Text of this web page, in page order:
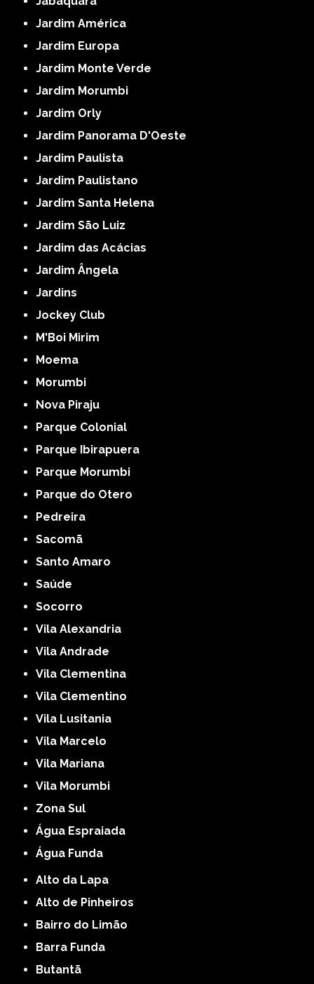
Jardim América
Jardim Europa
Jardim Monte Verde
Jardim Morumbi
Jardim Orly
Jardim Panorama D'Oeste
Jardim Paulista
Jardim Paulistano
Jardim Santa Helena
Jardim São Luiz
Jardim das Acácias
Jardim Ângela
Jardins
Jockey Club
M'Boi Mirim
Moema
Morumbi
Nova Piraju
Parque Colonial
Parque Ibirapuera
Parque Morumbi
Parque do Otero
Pedreira
Sacomã
Santo Amaro
Saúde
Socorro
Vila Alexandria
Vila Andrade
Vila Clementina
Vila Clementino
Vila Lusitania
Vila Marcelo
Vila Mariana
Vila Morumbi
Zona Sul
Água Espraiada
Água Funda
Alto da Lapa
Alto de Pinheiros
Bairro do Limão
Barra Funda
Butantã